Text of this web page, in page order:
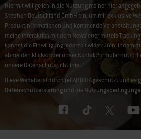
Hiermit willige ich in die Nutzung meiner hier
Stephen Deutschland GmbH ein, um mir exklusive
Produktinformationen und kommende
meine Interaktion mit dem Newsletter mittels Tracking
kannst die Einwilligung jederzeit widerrufen, indem
abmelden klickst oder unserKontaktformularnutzt.
unsereDatenschutzrichtlinie.
Diese Website ist durch reCAPTCHA geschützt und es
Datenschutzerklärungund die